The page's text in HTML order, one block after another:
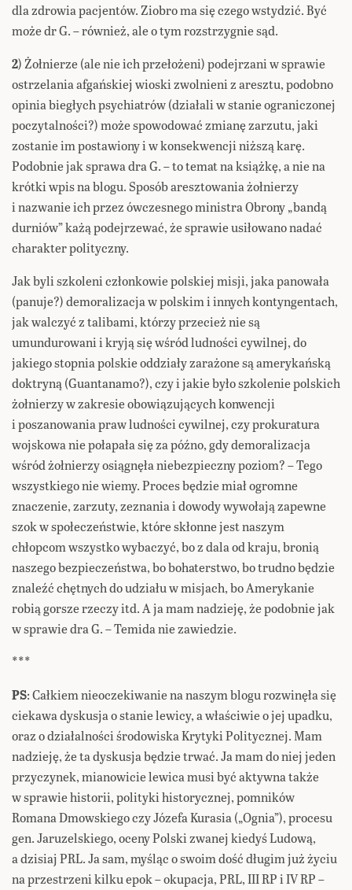
dla zdrowia pacjentów. Ziobro ma się czego wstydzić. Być
może dr G. – również, ale o tym rozstrzygnie sąd.
2) Żołnierze (ale nie ich przełożeni) podejrzani w sprawie
ostrzelania afgańskiej wioski zwolnieni z aresztu, podobno
opinia biegłych psychiatrów (działali w stanie ograniczonej
poczytalności?) może spowodować zmianę zarzutu, jaki
zostanie im postawiony i w konsekwencji niższą karę.
Podobnie jak sprawa dra G. – to temat na książkę, a nie na
krótki wpis na blogu. Sposób aresztowania żołnierzy
i nazwanie ich przez ówczesnego ministra Obrony „bandą
durniów” każą podejrzewać, że sprawie usiłowano nadać
charakter polityczny.
Jak byli szkoleni członkowie polskiej misji, jaka panowała
(panuje?) demoralizacja w polskim i innych kontyngentach,
jak walczyć z talibami, którzy przecież nie są
umundurowani i kryją się wśród ludności cywilnej, do
jakiego stopnia polskie oddziały zarażone są amerykańską
doktryną (Guantanamo?), czy i jakie było szkolenie polskich
żołnierzy w zakresie obowiązujących konwencji
i poszanowania praw ludności cywilnej, czy prokuratura
wojskowa nie połapała się za późno, gdy demoralizacja
wśród żołnierzy osiągnęła niebezpieczny poziom? – Tego
wszystkiego nie wiemy. Proces będzie miał ogromne
znaczenie, zarzuty, zeznania i dowody wywołają zapewne
szok w społeczeństwie, które skłonne jest naszym
chłopcom wszystko wybaczyć, bo z dala od kraju, bronią
naszego bezpieczeństwa, bo bohaterstwo, bo trudno będzie
znaleźć chętnych do udziału w misjach, bo Amerykanie
robią gorsze rzeczy itd. A ja mam nadzieję, że podobnie jak
w sprawie dra G. – Temida nie zawiedzie.
***
PS: Całkiem nieoczekiwanie na naszym blogu rozwinęła się
ciekawa dyskusja o stanie lewicy, a właściwie o jej upadku,
oraz o działalności środowiska Krytyki Politycznej. Mam
nadzieję, że ta dyskusja będzie trwać. Ja mam do niej jeden
przyczynek, mianowicie lewica musi być aktywna także
w sprawie historii, polityki historycznej, pomników
Romana Dmowskiego czy Józefa Kurasia („Ognia”), procesu
gen. Jaruzelskiego, oceny Polski zwanej kiedyś Ludową,
a dzisiaj PRL. Ja sam, myśląc o swoim dość długim już życiu
na przestrzeni kilku epok – okupacja, PRL, III RP i IV RP –